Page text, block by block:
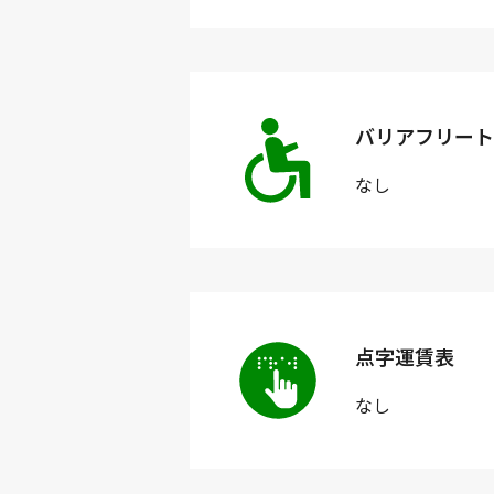
バリアフリー
なし
点字運賃表
なし